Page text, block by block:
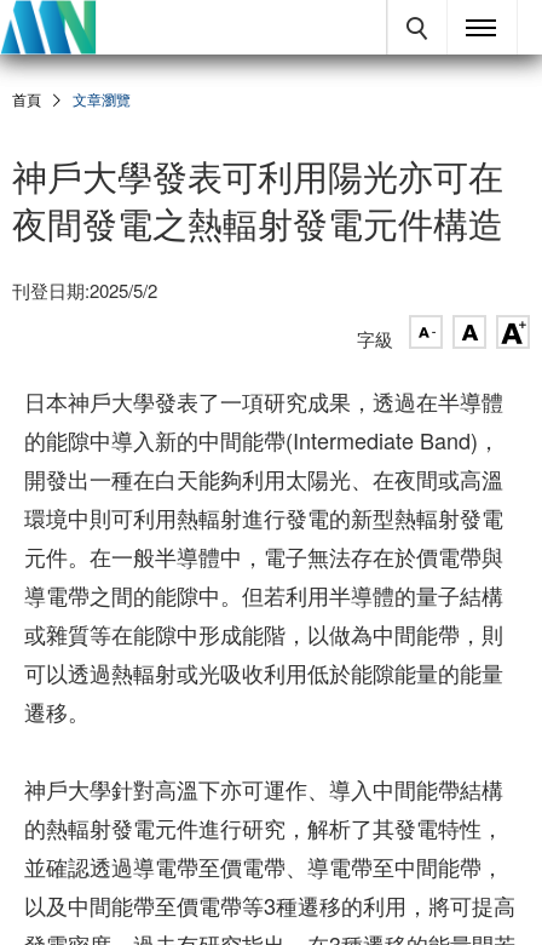
首頁 文章瀏覽
神戶大學發表可利用陽光亦可在
夜間發電之熱輻射發電元件構造
刊登日期:2025/5/2
字級
日本神戶大學發表了一項研究成果，透過在半導體
的能隙中導入新的中間能帶(Intermediate Band)，
開發出一種在白天能夠利用太陽光、在夜間或高溫
環境中則可利用熱輻射進行發電的新型熱輻射發電
元件。在一般半導體中，電子無法存在於價電帶與
導電帶之間的能隙中。但若利用半導體的量子結構
或雜質等在能隙中形成能階，以做為中間能帶，則
可以透過熱輻射或光吸收利用低於能隙能量的能量
遷移。
神戶大學針對高溫下亦可運作、導入中間能帶結構
的熱輻射發電元件進行研究，解析了其發電特性，
並確認透過導電帶至價電帶、導電帶至中間能帶，
以及中間能帶至價電帶等3種遷移的利用，將可提高